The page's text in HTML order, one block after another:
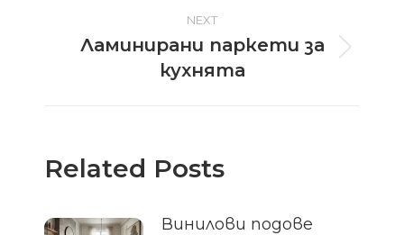
NEXT
Next
post:
Ламинирани паркети за
кухнята
Related Posts
Винилови подове